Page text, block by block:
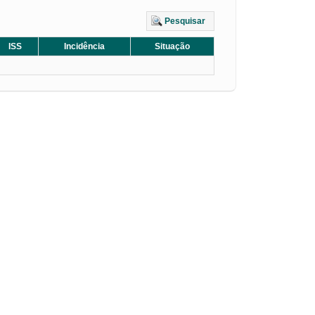
Pesquisar
ISS Incidência
Situação